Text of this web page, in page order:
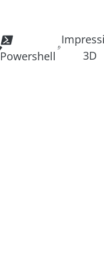
Powershell
3D